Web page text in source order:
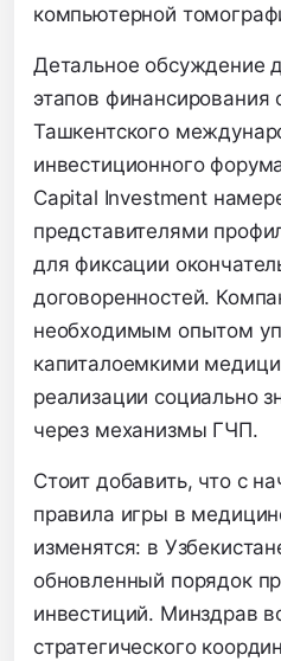
компьютерной
Детальное обсуждение
этапов финансирования
Ташкентского
инвестиционного
Capital Investment
представителями
для фиксации
договоренностей.
необходимым опытом
капиталоемкими
реализации социально
через механизмы ГЧП.
Стоит добавить, что с
правила игры в
изменятся: в
обновленный порядок
инвестиций. Минздрав
стратегического